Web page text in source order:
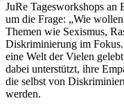
JuRe Tagesworkshops an
um die Frage: „Wie
Themen wie Sexismus,
Diskriminierung im
eine Welt der Vielen
dabei unterstützt, ihre
die selbst von
werden.